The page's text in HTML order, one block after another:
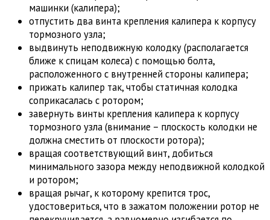
машинки (калипера);
отпустить два винта крепления калипера к корпусу
тормозного узла;
выдвинуть неподвижную колодку (располагается
ближе к спицам колеса) с помощью болта,
расположенного с внутренней стороны калипера;
прижать калипер так, чтобы статичная колодка
соприкасалась с ротором;
завернуть винты крепления калипера к корпусу
тормозного узла (внимание – плоскость колодки не
должна сместить от плоскости ротора);
вращая соответствующий винт, добиться
минимального зазора между неподвижной колодкой
и ротором;
вращая рычаг, к которому крепится трос,
удостовериться, что в зажатом положении ротор не